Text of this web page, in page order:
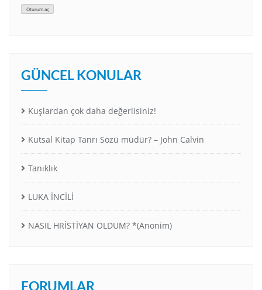
Oturum aç
GÜNCEL KONULAR
Kuşlardan çok daha değerlisiniz!
Kutsal Kitap Tanrı Sözü müdür? – John Calvin
Tanıklık
LUKA İNCİLİ
NASIL HRİSTİYAN OLDUM? *(Anonim)
FORUMLAR